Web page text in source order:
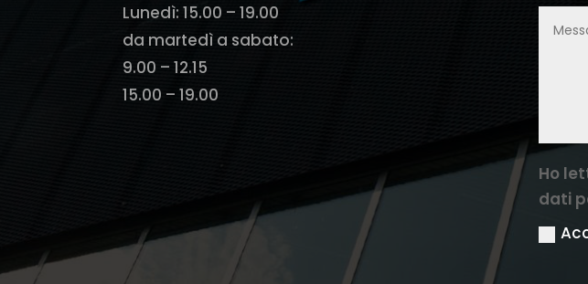
Lunedì: 15.00 – 19.00
da martedì a sabato:
9.00 – 12.15
15.00 – 19.00
Ho
dati